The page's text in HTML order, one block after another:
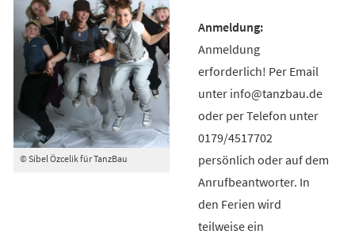
© Sibel Özcelik für TanzBau
Anmeldung
erforderlich! Per Email
unter info@tanzbau.de
oder per Telefon unter
0179/4517702
persönlich oder auf dem
Anrufbeantworter. In
den Ferien wird
teilweise ein